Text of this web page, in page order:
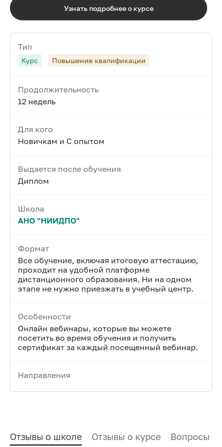
Узнать подробнее о курсе
Тип
Курс Повышение квалификации
Продолжительность
12 недель
Для кого
Новичкам и С опытом
Выдается после обучения
Диплом
Школа
АНО "НИИДПО"
Формат
Все обучение, включая итоговую аттестацию,
проходит на удобной платформе
дистанционного образования. Ни на одном
этапе не нужно приезжать в учебный центр.
Особенности
Онлайн вебинары, которые вы можете
посетить во время обучения и получить
сертификат за каждый посещенный вебинар.
Направления
Отзывы о школе Отзывы о курсе Вопросы и